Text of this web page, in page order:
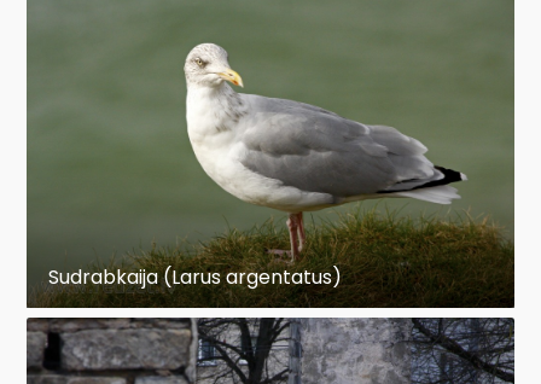
Sudrabkaija (Larus argentatus)